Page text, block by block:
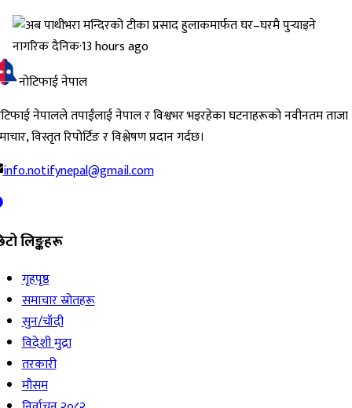
नागरिक दैनिक·13 hours ago
नोटिफाई नेपाल
नेपालले तपाईंलाई नेपाल र विश्वभर भइरहेका घटनाहरूको नवीनतम ताजा
विस्तृत रिपोर्टिङ र विश्लेषण प्रदान गर्दछ।
info.notifynepal@gmail.com
लिङ्कहरू
गृहपृष्ठ
समाचार स्रोतहरू
सुन/चाँदी
विदेशी मुद्रा
तरकारी
मौसम